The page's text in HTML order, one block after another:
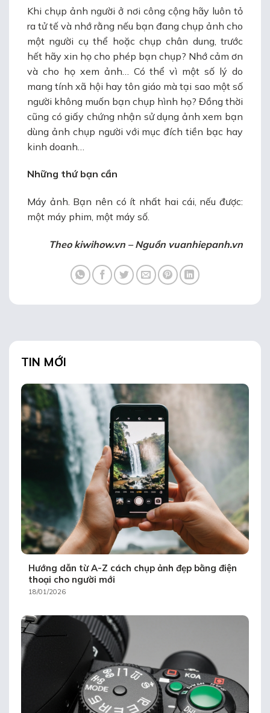
Khi chụp ảnh người ở nơi công cộng hãy luôn tỏ
ra tử tế và nhớ rằng nếu bạn đang chụp ảnh cho
một người cụ thể hoặc chụp chân dung, trước
hết hãy xin họ cho phép bạn chụp? Nhớ cảm ơn
và cho họ xem ảnh… Có thể vì một số lý do
mang tính xã hội hay tôn giáo mà tại sao một số
người không muốn bạn chụp hình họ? Đồng thời
cũng có giấy chứng nhận sử dụng ảnh xem bạn
dùng ảnh chụp người với mục đích tiền bạc hay
kinh doanh…
Những thứ bạn cần
Máy ảnh. Bạn nên có ít nhất hai cái, nếu được:
một máy phim, một máy số.
Theo kiwihow.vn – Nguồn vuanhiepanh.vn
TIN MỚI
Hướng dẫn từ A-Z cách chụp ảnh đẹp bằng điện
thoại cho người mới
18/01/2026